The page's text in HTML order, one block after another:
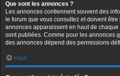
Que sont les annonces ?
Les annonces contiennent souvent des
le forum que vous consultez et doivent
annonces apparaissent en haut de
sont publiées. Comme pour les annonces
des annonces dépend des permissions
Haut